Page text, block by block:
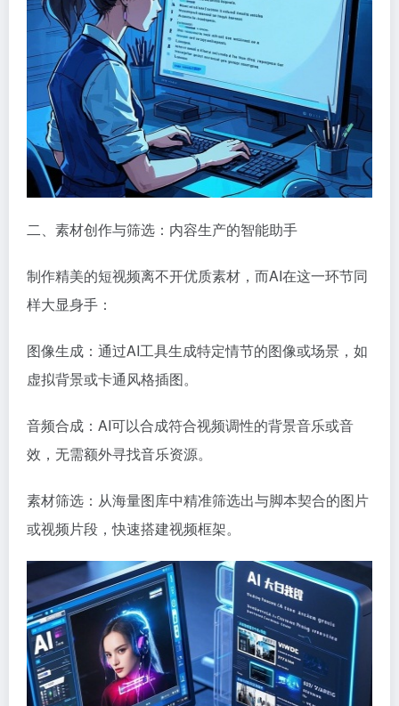
二、素材创作与筛选：内容生产的智能助手
制作精美的短视频离不开优质素材，而AI在这一环节同
样大显身手：
图像生成：通过AI工具生成特定情节的图像或场景，如
虚拟背景或卡通风格插图。
音频合成：AI可以合成符合视频调性的背景音乐或音
效，无需额外寻找音乐资源。
素材筛选：从海量图库中精准筛选出与脚本契合的图片
或视频片段，快速搭建视频框架。